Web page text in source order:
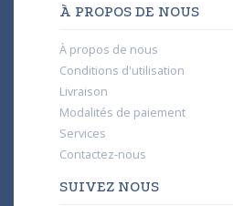
À PROPOS DE NOUS
À propos de nous
Conditions d'utilisation
Livraison
Modalités de paiement
Services
Contactez-nous
SUIVEZ NOUS